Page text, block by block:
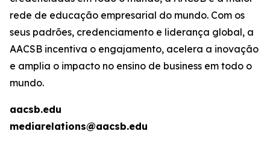
rede de educação empresarial do mundo. Com os
seus padrões, credenciamento e liderança global, a
AACSB incentiva o engajamento, acelera a inovação
e amplia o impacto no ensino de business em todo o
mundo.
aacsb.edu
mediarelations@aacsb.edu